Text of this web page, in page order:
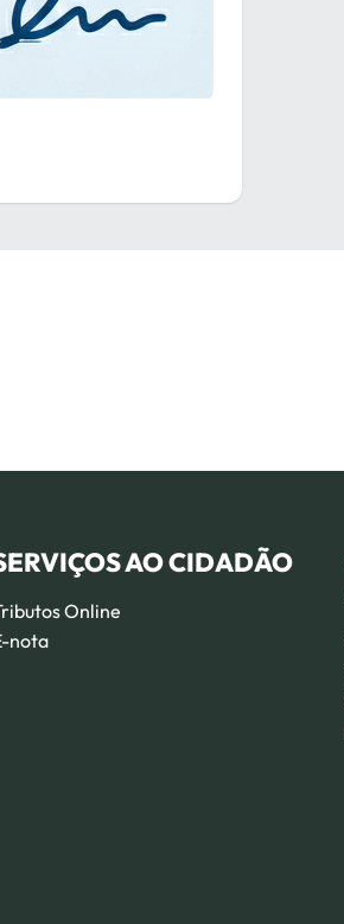
AO CIDADÃO
Online
nota